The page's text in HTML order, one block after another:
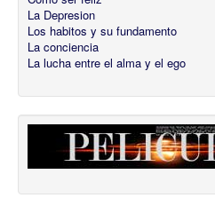
La Depresion
Los habitos y su fundamento
La conciencia
La lucha entre el alma y el ego